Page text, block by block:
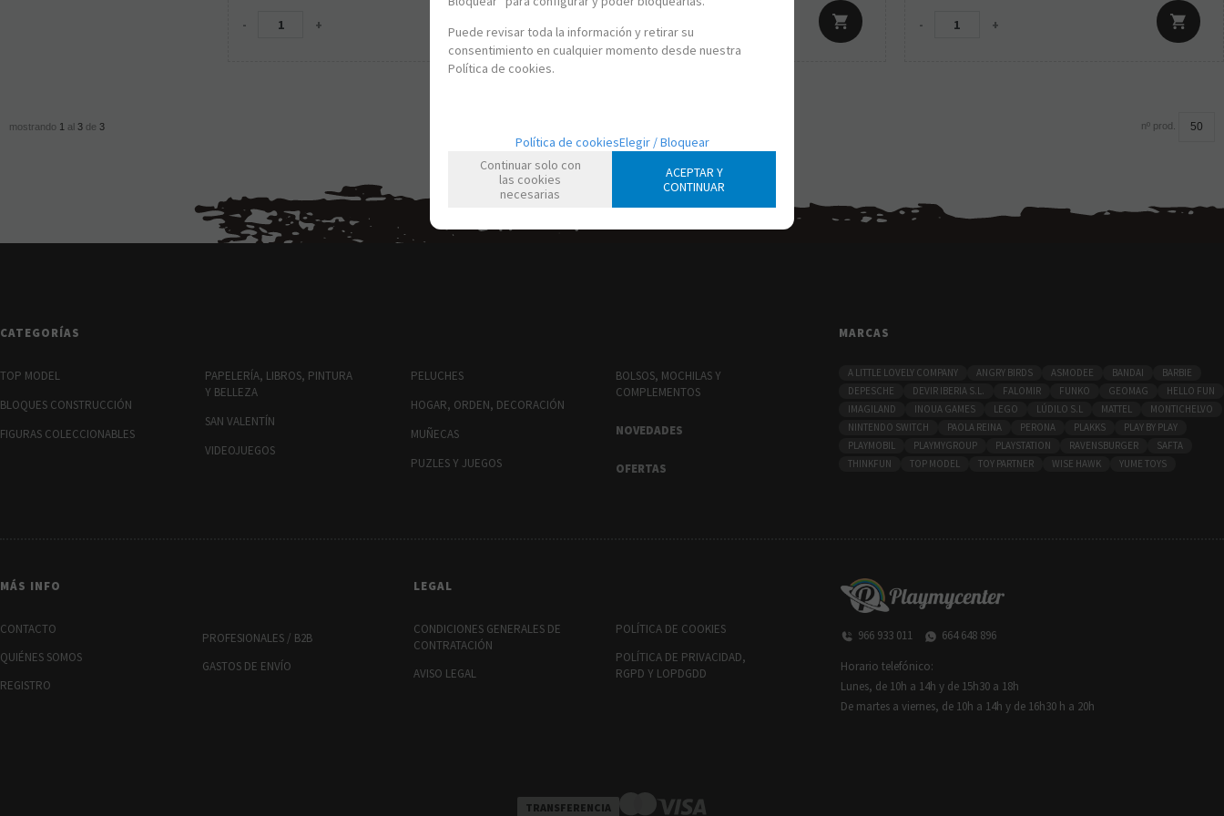
- + - + - +
mostrando 1 al 3 de 3 nº prod.
CATEGORÍAS
TOP MODEL
BLOQUES CONSTRUCCIÓN
FIGURAS COLECCIONABLES
PAPELERÍA, LIBROS, PINTURA
Y BELLEZA
SAN VALENTÍN
VIDEOJUEGOS
PELUCHES
HOGAR, ORDEN, DECORACIÓN
MUÑECAS
PUZLES Y JUEGOS
BOLSOS, MOCHILAS Y
COMPLEMENTOS
NOVEDADES
OFERTAS
MARCAS
A LITTLE LOVELY COMPANY ANGRY BIRDS ASMODEE BANDAI
BARBIE
DEPESCHE
DEVIR IBERIA S.L. FALOMIR FUNKO GEOMAG
HELLO FUN
IMAGILAND
INOUA GAMES LEGO LÚDILO S.L MATTEL
MONTICHELVO
NINTENDO SWITCH
PAOLA REINA PERONA PLAKKS
PLAY BY PLAY
PLAYMOBIL
PLAYMYGROUP PLAYSTATION RAVENSBURGER
SAFTA
THINKFUN
TOP MODEL TOY PARTNER WISE HAWK YUME TOYS
MÁS INFO
CONTACTO
QUIÉNES SOMOS
REGISTRO
PROFESIONALES / B2B
GASTOS DE ENVÍO
LEGAL
CONDICIONES GENERALES DE
CONTRATACIÓN
AVISO LEGAL
POLÍTICA DE COOKIES
POLÍTICA DE PRIVACIDAD,
RGPD Y LOPDGDD
966 933 011 664 648 896
Horario telefónico:
Lunes, de 10h a 14h y de 15h30 a 18h
De martes a viernes, de 10h a 14h y de 16h30 h a 20h
TRANSFERENCIA
Puede revisar toda la información y retirar su
consentimiento en cualquier momento desde nuestra
Política de cookies.
Política de cookiesElegir / Bloquear
Continuar solo con
las cookies
necesarias
ACEPTAR Y
CONTINUAR